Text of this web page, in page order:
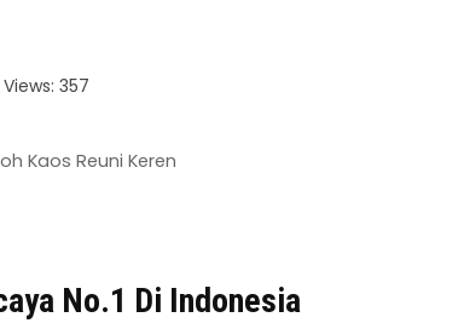
357
Kaos Reuni Keren
No.1 Di Indonesia